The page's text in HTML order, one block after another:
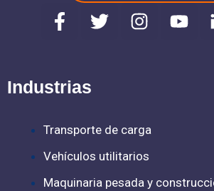
F
a
b
o
k
-
f
T
w
r
I
n
r
a
m
Y
o
Industrias
Transporte de carga
Vehículos utilitarios
Maquinaria pesada y